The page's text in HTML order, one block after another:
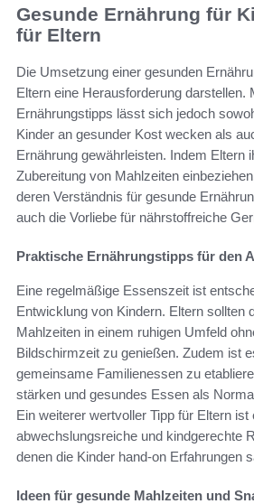
Gesunde Ernährung für
für Eltern
Die Umsetzung einer gesunden
Eltern eine Herausforderung darstellen.
Ernährungstipps lässt sich jedoch
Kinder an gesunder Kost wecken als
Ernährung gewährleisten. Indem Eltern
Zubereitung von Mahlzeiten
deren Verständnis für gesunde
auch die Vorliebe für nährstoffreiche
Praktische Ernährungstipps für den
Eine regelmäßige Essenszeit ist
Entwicklung von Kindern. Eltern sollten
Mahlzeiten in einem ruhigen Umfeld
Bildschirmzeit zu genießen. Zudem ist
gemeinsame Familienessen zu
stärken und gesundes Essen als
Ein weiterer wertvoller Tipp für Eltern ist
abwechslungsreiche und kindgerechte
denen die Kinder hand-on Erfahrungen
Ideen für gesunde Mahlzeiten und